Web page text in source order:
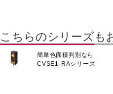
こちらのシリーズも
簡単色面積判別なら
CVSE1-RAシリーズ